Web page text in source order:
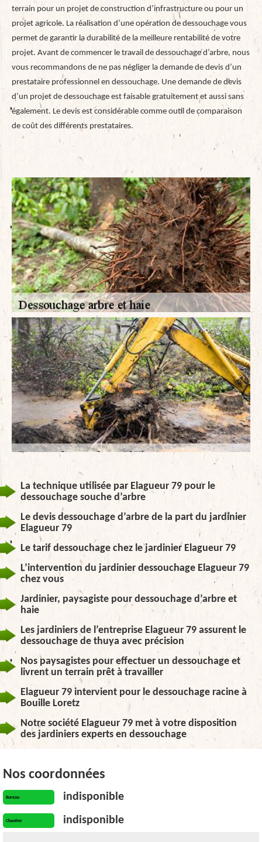
terrain pour un projet de construction d’infrastructure ou pour un
projet agricole. La réalisation d’une opération de dessouchage vous
permet de garantir la durabilité de la meilleure rentabilité de votre
projet. Avant de commencer le travail de dessouchage d’arbre, nous
vous recommandons de ne pas négliger la demande de devis d’un
prestataire professionnel en dessouchage. Une demande de devis
d’un projet de dessouchage est faisable gratuitement et aussi sans
également. Le devis est considérable comme outil de comparaison
de coût des différents prestataires.
La technique utilisée par Elagueur 79 pour le
dessouchage souche d’arbre
Le devis dessouchage d’arbre de la part du jardinier
Elagueur 79
Le tarif dessouchage chez le jardinier Elagueur 79
L’intervention du jardinier dessouchage Elagueur 79
chez vous
Jardinier, paysagiste pour dessouchage d’arbre et
haie
Les jardiniers de l’entreprise Elagueur 79 assurent le
dessouchage de thuya avec précision
Nos paysagistes pour effectuer un dessouchage et
livrent un terrain prêt à travailler
Elagueur 79 intervient pour le dessouchage racine à
Bouille Loretz
Notre société Elagueur 79 met à votre disposition
des jardiniers experts en dessouchage
Nos coordonnées
Bureau indisponible
Chantier indisponible